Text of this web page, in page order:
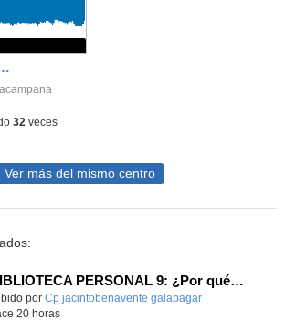
NÚMERO PI
32veces
Ver más del mismo centro
BIBLIOTECA PERSONAL 9: ¿Por qué ser feliz cuando puedes ser normal?
educativo.
por Cp jacintobenavente galapagar-
20 horas